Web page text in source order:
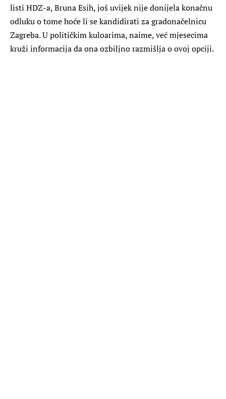
listi HDZ-a, Bruna Esih, još uvijek nije donijela konačnu
odluku o tome hoće li se kandidirati za gradonačelnicu
Zagreba. U političkim kuloarima, naime, već mjesecima
kruži informacija da ona ozbiljno razmišlja o ovoj opciji.